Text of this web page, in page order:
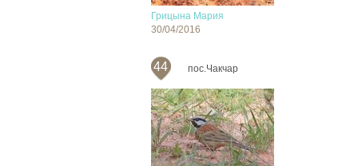
Грицына Мария
30/04/2016
44 пос.Чакчар